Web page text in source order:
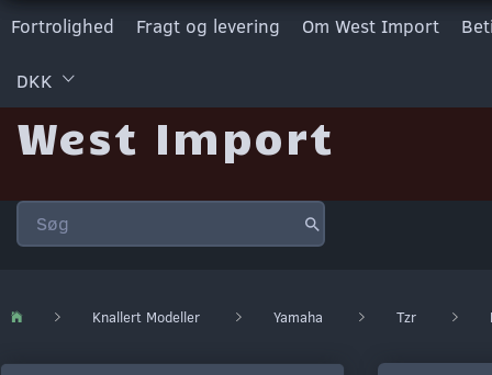
Fortrolighed Fragt og levering Om West Import
DKK
West Import
Knallert Modeller Yamaha Tzr